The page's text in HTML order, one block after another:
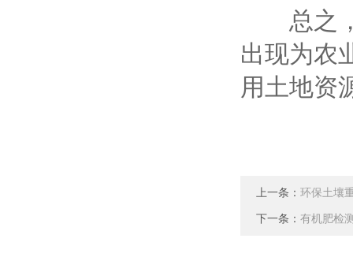
总之，
出现为农
用土地资
上一条： 环保土壤
下一条： 有机肥检